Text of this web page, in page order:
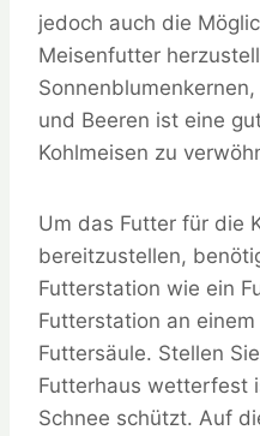
jedoch auch die
Meisenfutter
und Beeren ist eine
Kohlmeisen zu
Um das Futter für die
bereitzustellen,
Futterstation wie ein
Futterstation an
Futtersäule. Stellen
Futterhaus wetterfest
Schnee schützt. Auf